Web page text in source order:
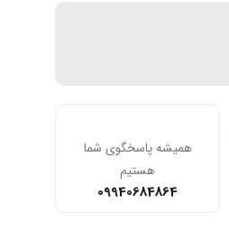
همیشه پاسخگوی شما
هستیم
09940684864